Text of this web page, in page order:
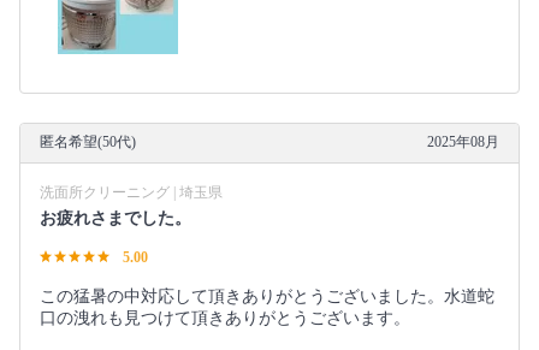
匿名希望(50代) 2025年08月
洗面所クリーニング | 埼玉県
お疲れさまでした。
5.00
この猛暑の中対応して頂きありがとうございました。水道蛇
口の洩れも見つけて頂きありがとうございます。